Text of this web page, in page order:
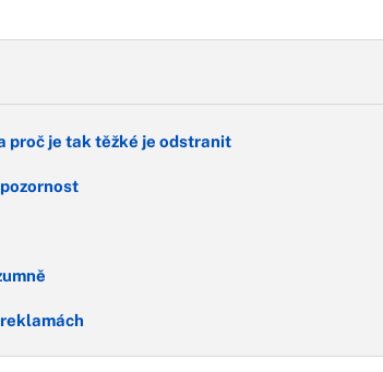
proč je tak těžké je odstranit